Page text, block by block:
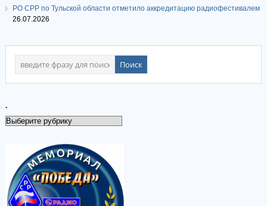
РО СРР по Тульской области отметило аккредитацию радиофестивалем
26.07.2026
.